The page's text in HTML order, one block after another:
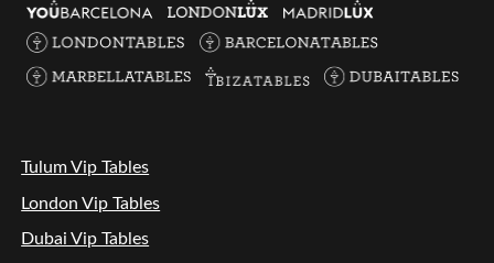
Tulum Vip Tables
London Vip Tables
Dubai Vip Tables